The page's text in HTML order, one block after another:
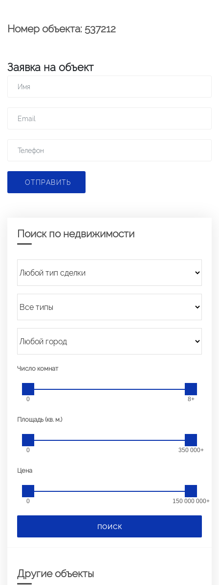
Номер объекта: 537212
Заявка на объект
ОТПРАВИТЬ
Поиск по недвижимости
Число комнат
0 8+
Площадь (кв. м.)
0 350 000+
Цена
0 150 000 000+
ПОИСК
Другие объекты